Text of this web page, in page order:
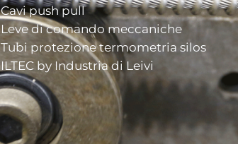
Cavi push pull
Leve di comando meccaniche
Tubi protezione termometria silos
ILTEC by Industria di Leivi